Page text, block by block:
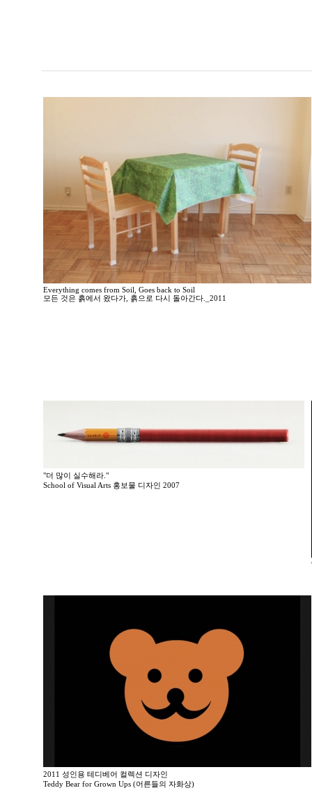
Everything comes from Soil, Goes back to Soil
모든 것은 흙에서 왔다가, 흙으로 다시 돌아간다._2011
"더 많이 실수해라."
School of Visual Arts 홍보물 디자인 2007
2011 성인용 테디베어 컬렉션 디자인
Teddy Bear for Grown Ups (어른들의 자화상)